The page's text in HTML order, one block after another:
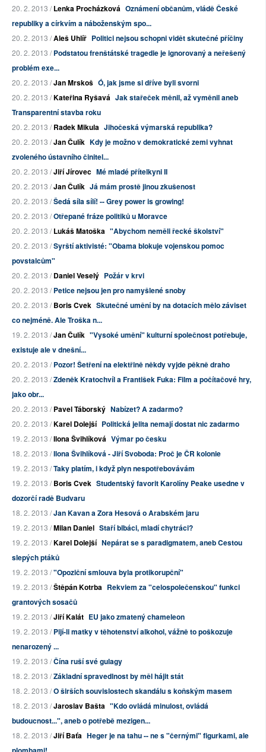
20. 2. 2013 /Lenka Procházková Oznámení občanům, vládě České
republiky a církvím a náboženským spo...
20. 2. 2013 /Aleš Uhlíř Politici nejsou schopni vidět skutečné příčiny
20. 2. 2013 /Podstatou frenštátské tragedie je ignorovaný a neřešený
problém exe...
20. 2. 2013 /Jan Mrskoš Ó, jak jsme si dříve byli svorni
20. 2. 2013 /Kateřina Ryšavá Jak stařeček měnil, až vyměnil aneb
Transparentní stavba roku
20. 2. 2013 /Radek Mikula Jihočeská výmarská republika?
20. 2. 2013 /Jan Čulík Kdy je možno v demokratické zemi vyhnat
zvoleného ústavního činitel...
20. 2. 2013 /Jiří Jírovec Mé mladé přítelkyni II
20. 2. 2013 /Jan Čulík Já mám prostě jinou zkušenost
20. 2. 2013 /Šedá síla sílí! -- Grey power is growing!
20. 2. 2013 /Otřepané fráze politiků u Moravce
20. 2. 2013 /Lukáš Matoška "Abychom neměli řecké školství"
20. 2. 2013 /Syrští aktivisté: "Obama blokuje vojenskou pomoc
povstalcům"
20. 2. 2013 /Daniel Veselý Požár v krvi
20. 2. 2013 /Petice nejsou jen pro namyšlené snoby
20. 2. 2013 /Boris Cvek Skutečné umění by na dotacích mělo záviset
co nejméně. Ale Troška n...
19. 2. 2013 /Jan Čulík "Vysoké umění" kulturní společnost potřebuje,
existuje ale v dnešní...
20. 2. 2013 /Pozor! Šetření na elektřině někdy vyjde pěkně draho
20. 2. 2013 /Zdeněk Kratochvíl a František Fuka: Film a počítačové hry,
jako obr...
20. 2. 2013 /Pavel Táborský Nabízet? A zadarmo?
20. 2. 2013 /Karel Dolejší Politická jelita nemají dostat nic zadarmo
19. 2. 2013 /Ilona Švihlíková Výmar po česku
18. 2. 2013 /Ilona Švihlíková - Jiří Svoboda: Proč je ČR kolonie
19. 2. 2013 /Taky platím, i když plyn nespotřebovávám
19. 2. 2013 /Boris Cvek Studentský favorit Karolíny Peake usedne v
dozorčí radě Budvaru
18. 2. 2013 /Jan Kavan a Zora Hesová o Arabském jaru
19. 2. 2013 /Milan Daniel Staří blbáci, mladí chytráci?
19. 2. 2013 /Karel Dolejší Nepárat se s paradigmatem, aneb Cestou
slepých ptáků
19. 2. 2013 /"Opoziční smlouva byla protikorupční"
19. 2. 2013 /Štěpán Kotrba Rekviem za "celospolečenskou" funkci
grantových sosačů
19. 2. 2013 /Jiří Kalát EU jako zmatený chameleon
19. 2. 2013 /Pijí-li matky v těhotenství alkohol, vážně to poškozuje
nenarozený ...
19. 2. 2013 /Čína ruší své gulagy
18. 2. 2013 /Základní spravedlnost by měl hájit stát
18. 2. 2013 /O širších souvislostech skandálu s koňským masem
18. 2. 2013 /Jaroslav Bašta "Kdo ovládá minulost, ovládá
budoucnost...", aneb o potřebě mezigen...
18. 2. 2013 /Jiří Baťa Heger je na tahu -- ne s "černými" figurkami, ale